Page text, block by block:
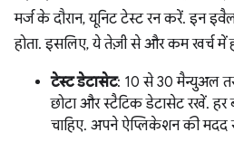
मर्ज के दौरान, यूनिट टेस्ट रन करें. इन
होता. इसलिए, ये तेज़ी से और कम खर्च में
टेस्ट डेटासेट: 10 से 30 मैन्युअल
छोटा और स्टैटिक डेटासेट रखें.
चाहिए. अपने ऐप्लिकेशन की